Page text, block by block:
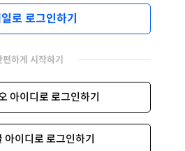
로 로그인하기
편하게 시작하기
아이디로 로그인하기
아이디로 로그인하기